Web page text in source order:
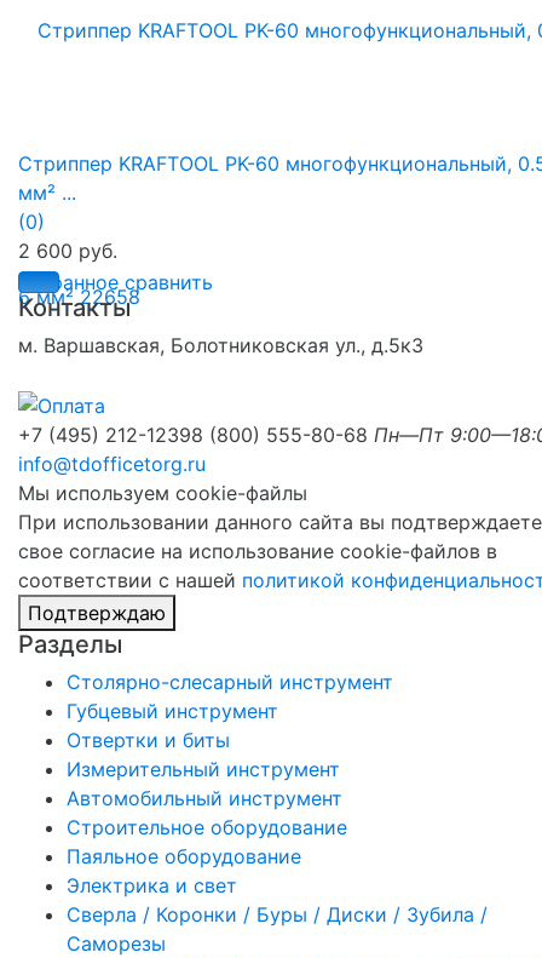
избранное сравнить
Стриппер KRAFTOOL PK-60 многофункциональный,
мм² ...
(0)
2 600 руб.
Контакты
м. Варшавская, Болотниковская ул., д.5к3
+7 (495) 212-12398 (800) 555-80-68 Пн—Пт
info@tdofficetorg.ru
Мы используем cookie-файлы
При использовании данного сайта вы подтверждаете
свое согласие на использование cookie-файлов в
соответствии с нашей политикой
Подтверждаю
Разделы
Столярно-слесарный инструмент
Губцевый инструмент
Отвертки и биты
Измерительный инструмент
Автомобильный инструмент
Строительное оборудование
Паяльное оборудование
Электрика и свет
Сверла / Коронки / Буры / Диски / Зубила /
Саморезы